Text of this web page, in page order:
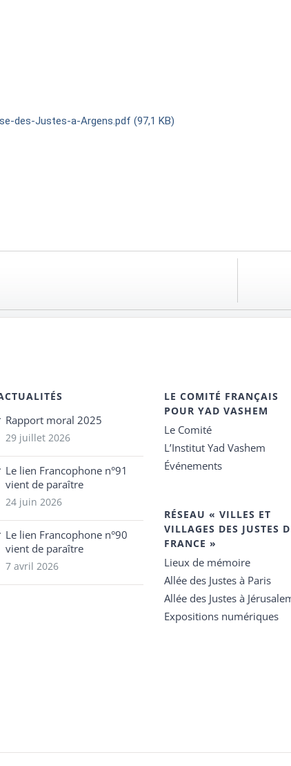
des-Justes-a-Argens.pdf (97,1 KB)
Rapport moral 2025
29 juillet 2026
Le lien Francophone n°91
vient de paraître
24 juin 2026
Le lien Francophone n°90
vient de paraître
7 avril 2026
LE COMITÉ FRANÇAIS
POUR YAD VASHEM
Le Comité
L’Institut Yad Vashem
Événements
RÉSEAU « VILLES ET
VILLAGES DES JUSTES
FRANCE »
Lieux de mémoire
Allée des Justes à Paris
Allée des Justes à
Expositions numériques